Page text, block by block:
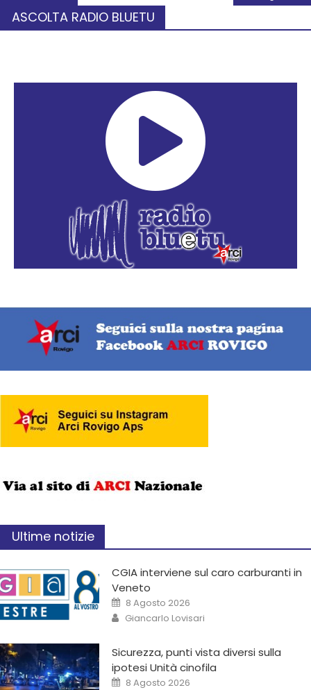
ASCOLTA RADIO BLUETU
Ultime notizie
CGIA interviene sul caro carburanti in
Veneto
8 Agosto 2026
Giancarlo Lovisari
Sicurezza, punti vista diversi sulla
ipotesi Unità cinofila
8 Agosto 2026